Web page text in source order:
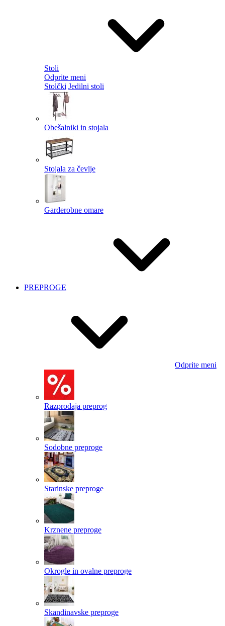
Stoli
Odprite meni
Stolčki Jedilni stoli
Obešalniki in stojala
Stojala za čevlje
Garderobne omare
PREPROGE
Odprite meni
Razprodaja preprog
Sodobne preproge
Starinske preproge
Krznene preproge
Okrogle in ovalne preproge
Skandinavske preproge